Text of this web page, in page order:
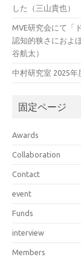
した（三山貴也）
MVE研究会にて「
認知的狭さにおよ
谷航太）
中村研究室 2025年
固定ページ
Awards
Collaboration
Contact
event
Funds
interview
Members